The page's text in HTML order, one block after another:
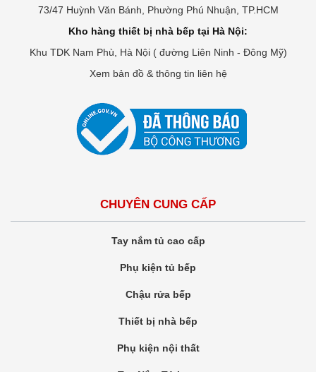
73/47 Huỳnh Văn Bánh, Phường Phú Nhuận, TP.HCM
Kho hàng thiết bị nhà bếp tại Hà Nội:
Khu TDK Nam Phù, Hà Nội ( đường Liên Ninh - Đông Mỹ)
Xem bản đồ & thông tin liên hệ
CHUYÊN CUNG CẤP
Tay nắm tủ cao cấp
Phụ kiện tủ bếp
Chậu rửa bếp
Thiết bị nhà bếp
Phụ kiện nội thất